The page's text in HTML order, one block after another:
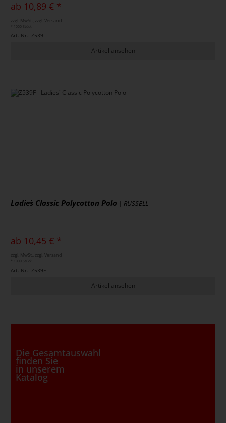
ab 10,89 € *
zzgl. MwSt., zzgl. Versand
Art.-Nr.: Z539
Artikel ansehen
Ladies` Classic Polycotton Polo | RUSSELL
ab 10,45 € *
zzgl. MwSt., zzgl. Versand
Art.-Nr.: Z539F
Artikel ansehen
Die Gesamtauswahl
finden Sie
in unserem
Katalog